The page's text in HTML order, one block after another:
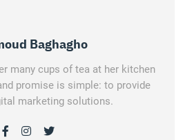
Baghagho
many cups of tea at her kitchen
promise is simple: to provide
marketing solutions.